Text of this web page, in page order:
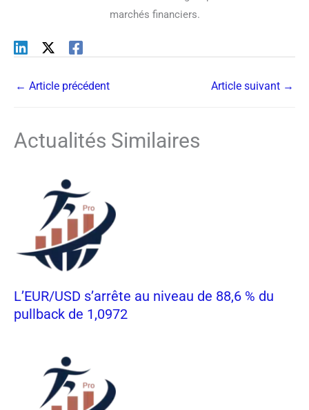
marchés financiers.
← Article précédent Article suivant →
Actualités Similaires
L’EUR/USD s’arrête au niveau de 88,6 % du
pullback de 1,0972